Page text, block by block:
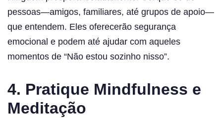
pessoas—amigos, familiares, até grupos de apoio—
que entendem. Eles oferecerão segurança
emocional e podem até ajudar com aqueles
momentos de “Não estou sozinho nisso”.
4. Pratique Mindfulness e
Meditação